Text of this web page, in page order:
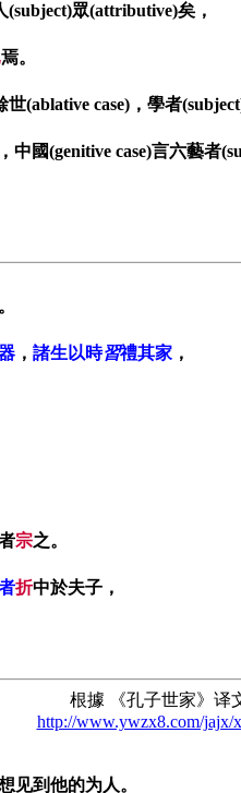
眾(attributive)矣，
焉。
世(ablative case)，學者
中國(genitive case)言六藝者
。
， 諸生以時習禮其家 ，
宗之。
折中於夫子，
根據 《孔子世家》译
http://www.ywzx8.com/jajx/
见到他的为人。